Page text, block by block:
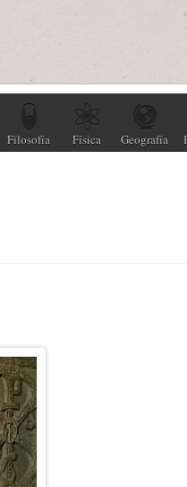
Filosofía Física Geografía